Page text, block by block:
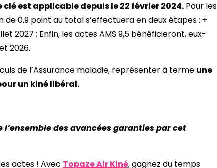
est applicable depuis le 22 février 2024. Pour les
de 0.9 point au total s’effectuera en deux étapes : +
2027 ; Enfin, les actes AMS 9,5 bénéficieront, eux-
2026.
de l’Assurance maladie, représenter à terme une
un kiné libéral.
des avancées garanties par cet
actes ! Avec Topaze Air Kiné, gagnez du temps